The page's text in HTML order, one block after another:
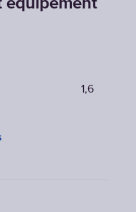
équipement
1,6